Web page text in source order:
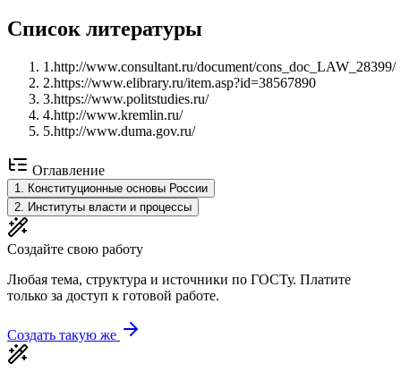
Список литературы
1 .http://www.consultant.ru/document/cons_doc_LAW_28399/
2.https://www.elibrary.ru/item.asp?id=38567890
3.https://www.politstudies.ru/
4.http://www.kremlin.ru/
5.http://www.duma.gov.ru/
Оглавление
1. Конституционные основы России
2. Институты власти и процессы
Создайте свою работу
Любая тема, структура и источники по ГОСТу. Платите
только за доступ к готовой работе.
Создать такую же